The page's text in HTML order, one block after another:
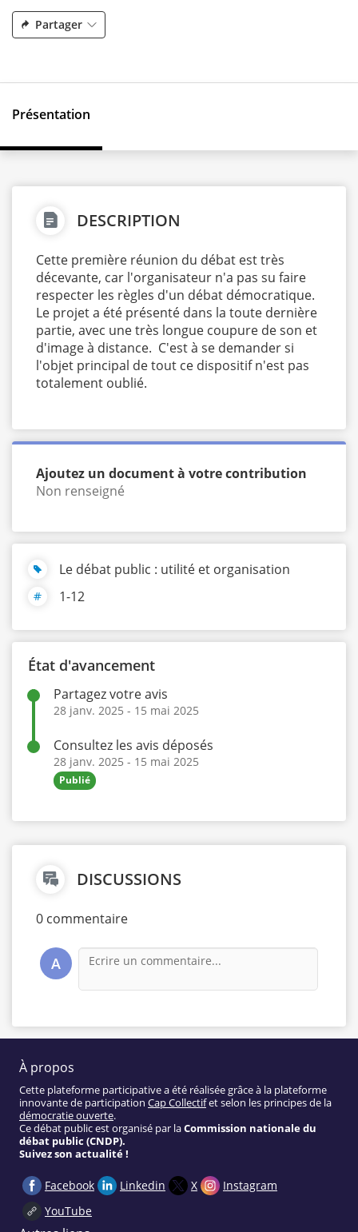
Partager
Présentation
DESCRIPTION
Cette première réunion du débat est très
décevante, car l'organisateur n'a pas su faire
respecter les règles d'un débat démocratique.
Le projet a été présenté dans la toute dernière
partie, avec une très longue coupure de son et
d'image à distance. C'est à se demander si
l'objet principal de tout ce dispositif n'est pas
totalement oublié.
Ajoutez un document à votre contribution
Non renseigné
Le débat public : utilité et organisation
1-12
État d'avancement
Partagez votre avis
28 janv. 2025 - 15 mai 2025
Consultez les avis déposés
28 janv. 2025 - 15 mai 2025
Publié
DISCUSSIONS
0 commentaire
A
À propos
Cette plateforme participative a été réalisée grâce à la plateforme
innovante de participation Cap Collectifet selon les principes de la
démocratie ouverte.
Ce débat public est organisé par laCommission nationale du
débat public (CNDP).
Suivez son actualité !
Facebook Linkedin X
Instagram
YouTube